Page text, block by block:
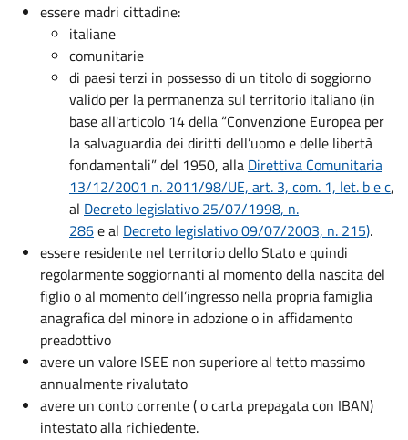
essere madri cittadine:
italiane
comunitarie
di paesi terzi in possesso di un titolo di soggiorno
valido per la permanenza sul territorio italiano (in
base all'articolo 14 della “Convenzione Europea per
la salvaguardia dei diritti dell’uomo e delle libertà
fondamentali” del 1950, alla Direttiva Comunitaria
13/12/2001 n. 2011/98/UE, art. 3, com. 1, let. b e c,
al Decreto legislativo 25/07/1998, n.
286e al Decreto legislativo 09/07/2003, n. 215).
essere residente nel territorio dello Stato e quindi
regolarmente soggiornanti al momento della nascita del
figlio o al momento dell’ingresso nella propria famiglia
anagrafica del minore in adozione o in affidamento
preadottivo
avere un valore ISEE non superiore al tetto massimo
annualmente rivalutato
avere un conto corrente ( o carta prepagata con IBAN)
intestato alla richiedente.